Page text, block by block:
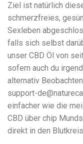
Ziel ist natürlich
schmerzfreies,
Sexleben
falls sich selbst
unser CBD Öl von
sofern auch du
alternativ
support-
einfacher wie die
CBD über chip
direkt in den